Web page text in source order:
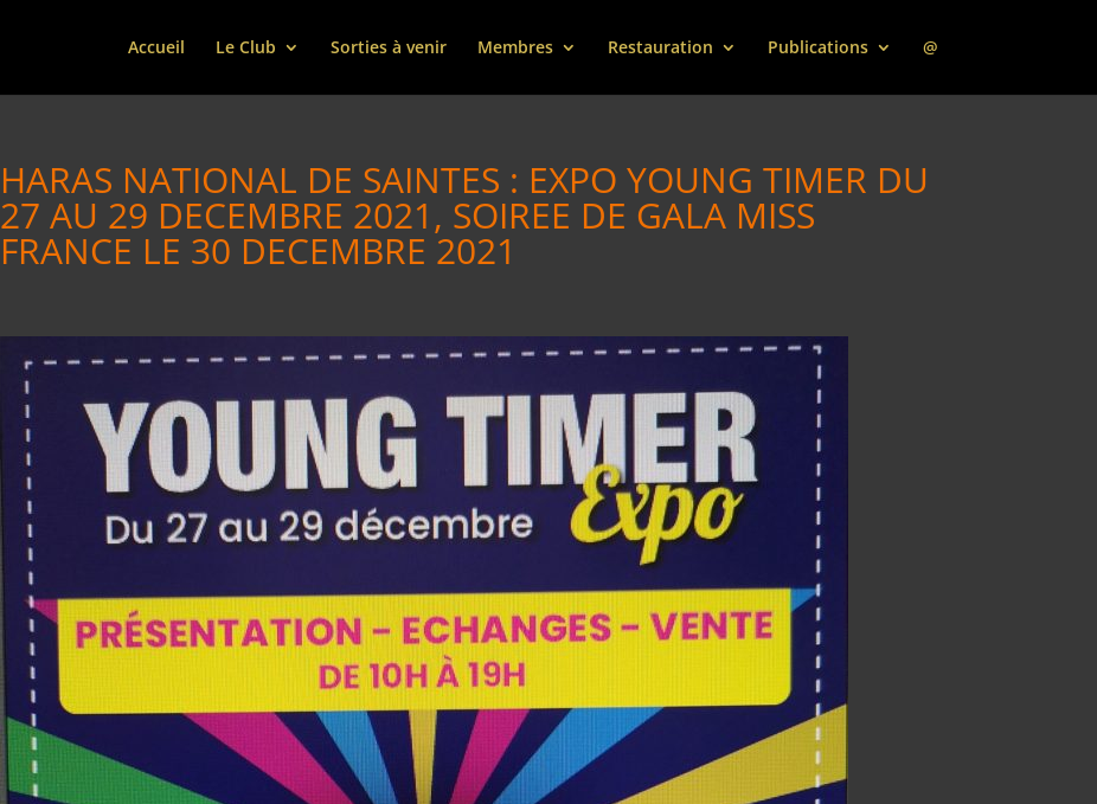
Accueil Le Club Sorties à venir Membres Restauration Publications @
HARAS NATIONAL DE SAINTES : EXPO YOUNG TIMER DU
27 AU 29 DECEMBRE 2021, SOIREE DE GALA MISS
FRANCE LE 30 DECEMBRE 2021